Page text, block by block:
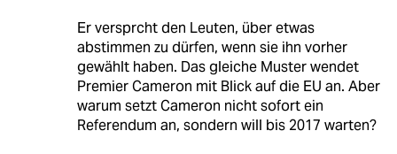
Er versprcht den Leuten, über etwas
abstimmen zu dürfen, wenn sie ihn vorher
gewählt haben. Das gleiche Muster wendet
Premier Cameron mit Blick auf die EU an. Aber
warum setzt Cameron nicht sofort ein
Referendum an, sondern will bis 2017 warten?